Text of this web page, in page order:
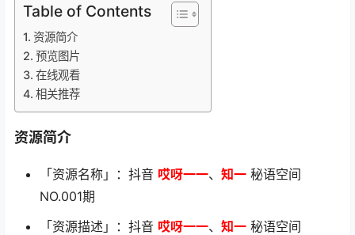
Table of Contents
资源简介
预览图片
在线观看
相关推荐
资源简介
「资源名称」：抖音 哎呀一一、 知一 秘语空间
NO.001期
「资源描述」：抖音 哎呀一一、 知一 秘语空间